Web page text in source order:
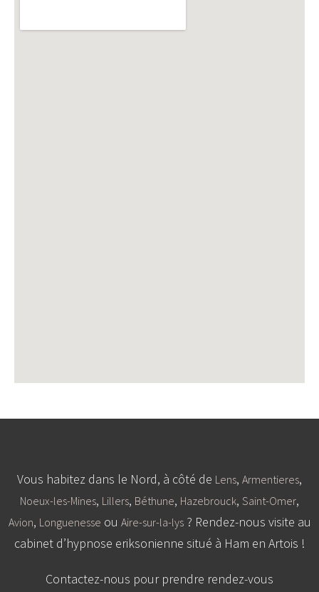
Vous habitez dans le Nord, à côté de Lens, Armentieres,
Noeux-les-Mines, Lillers, Béthune, Hazebrouck, Saint-Omer,
Avion, Longuenesse ou Aire-sur-la-lys? Rendez-nous visite au
cabinet d’hypnose eriksonienne situé à Ham en Artois !
Contactez-nous pour prendre rendez-vous